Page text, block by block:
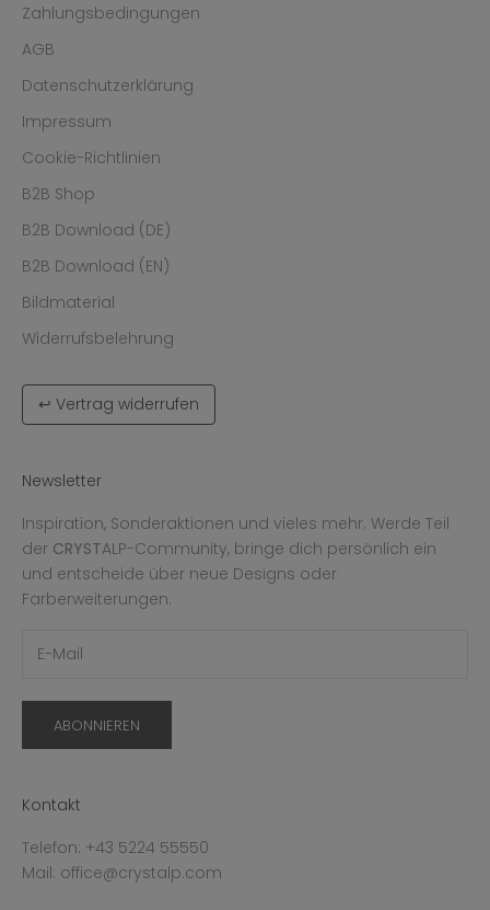
Zahlungsbedingungen
AGB
Datenschutzerklärung
Impressum
Cookie-Richtlinien
B2B Shop
B2B Download (DE)
B2B Download (EN)
Bildmaterial
Widerrufsbelehrung
↩ Vertrag widerrufen
Newsletter
Inspiration, Sonderaktionen und vieles mehr. Werde Teil
der CRYSTALP-Community, bringe dich persönlich ein
und entscheide über neue Designs oder
Farberweiterungen.
ABONNIEREN
Kontakt
Telefon: +43 5224 55550
Mail: office@crystalp.com